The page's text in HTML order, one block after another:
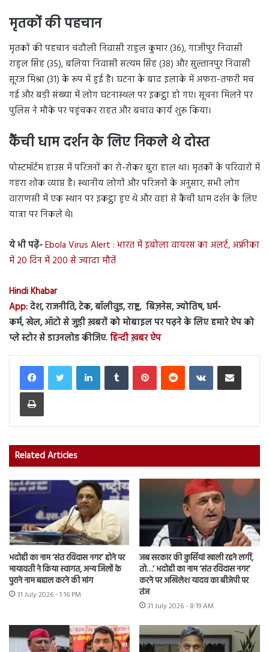
मृतकों की पहचान
मृतकों की पहचान चंदौली निवासी राहुल कुमार (36), गाजीपुर निवासी
राहुल सिंह (35), बलिया निवासी सत्यम सिंह (38) और सुल्तानपुर निवासी
सूरज मिश्रा (31) के रूप में हुई है। घटना के बाद इलाके में अफरा-तफरी मच
गई और बड़ी संख्या में लोग घटनास्थल पर इकट्ठा हो गए। सूचना मिलने पर
पुलिस ने मौके पर पहुंचकर राहत और बचाव कार्य शुरू किया।
कैंची धाम दर्शन के लिए निकले थे दोस्त
पोस्टमॉर्टम हाउस में परिजनों का रो-रोकर बुरा हाल था। मृतकों के परिवारों में
गहरा शोक व्याप्त है। स्थानीय लोगों और परिजनों के अनुसार, सभी लोग
वाराणसी में एक स्थान पर इकट्ठा हुए थे और वहां से कैंची धाम दर्शन के लिए
यात्रा पर निकले थे।
ये भी पढ़ें-Ebola Virus Alert : भारत में इबोला वायरस का अलर्ट, अफ्रीका
में 20 दिन में 200 से ज्यादा मौतें
Hindi Khabar
App:देश, राजनीति, टेक, बॉलीवुड, राष्ट्र, बिज़नेस, ज्योतिष, धर्म-
कर्म, खेल, ऑटो से जुड़ी ख़बरों को मोबाइल पर पढ़ने के लिए हमारे ऐप को
प्ले स्टोर से डाउनलोड कीजिए.हिन्दी ख़बर ऐप
LinkedInTumblr PinterestReddit VKontakteShare via Email
Print
Related Articles
भदोही का नाम ‘संत रविदास नगर’ होने पर
मायावती ने किया स्वागत, अन्य जिलों के
पुराने नाम बहाल करने की मांग
31 July 2026 - 1:16 PM
जब सरकार की कुर्सियां खाली रहने लगीं,
तो…’ भदोही का नाम ‘संत रविदास नगर’
करने पर अखिलेश यादव का बीजेपी पर
तंज
31 July 2026 - 8:19 AM